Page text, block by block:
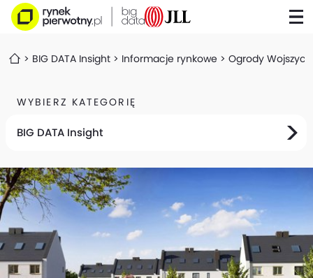
BIG DATA Insight Informacje rynkowe Ogrody
WYBIERZ KATEGORIĘ
BIG DATA Insight